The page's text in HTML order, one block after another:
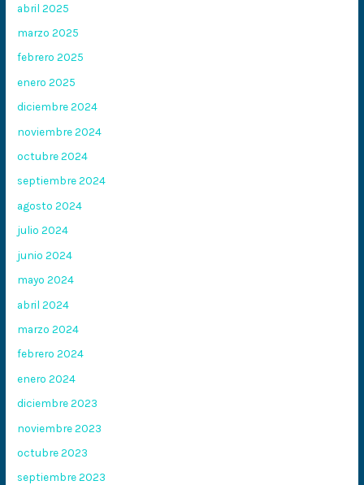
abril 2025
marzo 2025
febrero 2025
enero 2025
diciembre 2024
noviembre 2024
octubre 2024
septiembre 2024
agosto 2024
julio 2024
junio 2024
mayo 2024
abril 2024
marzo 2024
febrero 2024
enero 2024
diciembre 2023
noviembre 2023
octubre 2023
septiembre 2023